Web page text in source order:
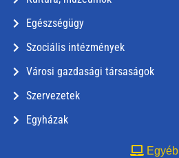
Egészségügy
Szociális intézmények
Városi gazdasági társaságok
Szervezetek
Egyházak
Egyéb